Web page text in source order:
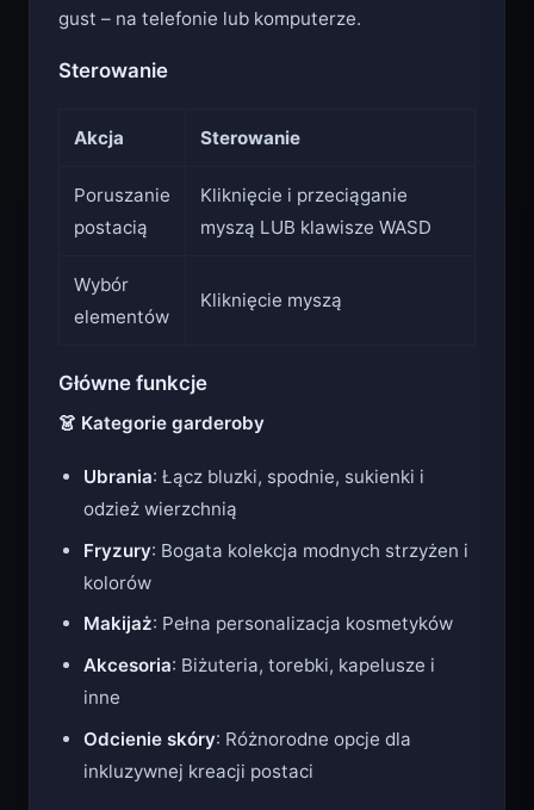
gust – na telefonie lub komputerze.
Sterowanie
Akcja Sterowanie
Poruszanie
postacią
Kliknięcie i przeciąganie
myszą LUB klawisze WASD
Wybór
elementów
Kliknięcie myszą
Główne funkcje
👗 Kategorie garderoby
Ubrania: Łącz bluzki, spodnie, sukienki i
odzież wierzchnią
Fryzury: Bogata kolekcja modnych strzyżen i
kolorów
Makijaż: Pełna personalizacja kosmetyków
Akcesoria: Biżuteria, torebki, kapelusze i
inne
Odcienie skóry: Różnorodne opcje dla
inkluzywnej kreacji postaci